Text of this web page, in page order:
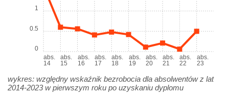
abs.
14
abs.
15
abs.
16
abs.
17
abs.
18
abs.
19
abs.
20
abs.
21
abs.
22
abs.
23
0
0.5
1
wykres: względny wskaźnik bezrobocia dla absolwentów z lat
2014-2023 w pierwszym roku po uzyskaniu dyplomu